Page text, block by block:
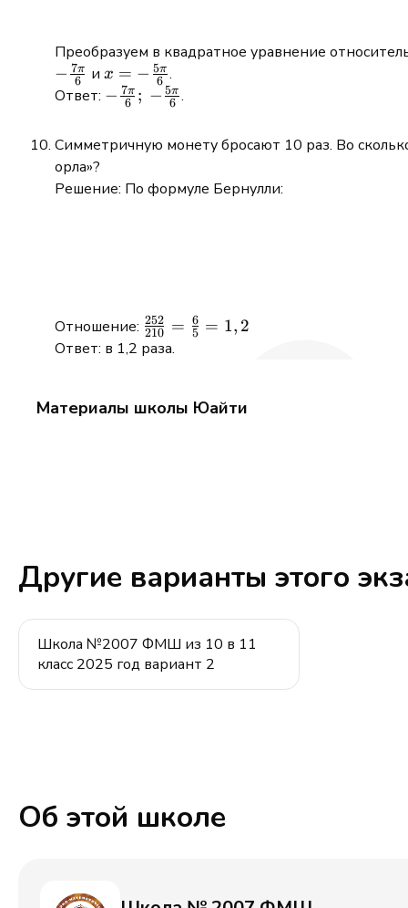
Преобразуем в квадратное уравнение
− 6
7π и x = -
\frac{5\pi}
x = − 6
5π .
Ответ: -
\frac{5\pi}
{6}
− 6
7π ; − 6
5π .
Симметричную монету бросают 10 раз. Во
орла»?
Решение: По формуле Бернулли:
Отношение: \frac{252}
{210} =
210
252 = 5
6 = 1, 2
Ответ: в 1,2 раза.
Материалы школы Юайти
Другие варианты этого
Школа №2007 ФМШ из 10 в 11
класс 2025 год вариант 2
Об этой школе